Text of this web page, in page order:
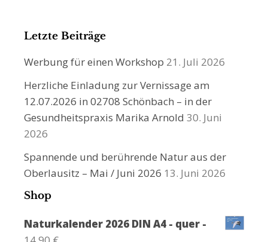
Letzte Beiträge
Werbung für einen Workshop 21. Juli 2026
Herzliche Einladung zur Vernissage am
12.07.2026 in 02708 Schönbach – in der
Gesundheitspraxis Marika Arnold 30. Juni
2026
Spannende und berührende Natur aus der
Oberlausitz – Mai / Juni 2026 13. Juni 2026
Shop
Naturkalender 2026 DIN A4 - quer -